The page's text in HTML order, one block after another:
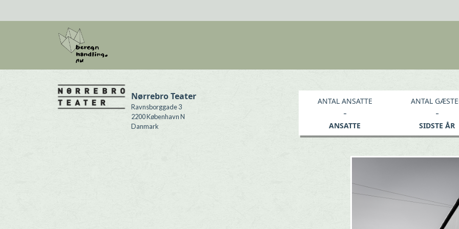
Nørrebro Teater
Ravnsborggade 3
2200København N
Danmark
ANTAL ANSATTE
-
ANSATTE
ANTAL
-
SIDSTE ÅR